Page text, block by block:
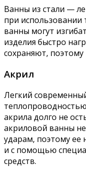
Ванны из стали —
при использовании
ванны могут
изделия быстро
сохраняют,
Акрил
Легкий
акрила долго не
акриловой ванны
ударам, поэтому ее
и с помощью
средств.